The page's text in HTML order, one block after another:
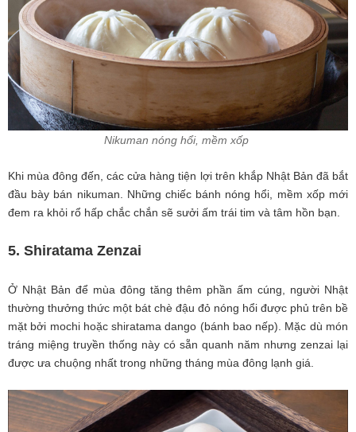
Nikuman nóng hổi, mềm xốp
Khi mùa đông đến, các cửa hàng tiện lợi trên khắp Nhật Bản đã bắt
đầu bày bán nikuman. Những chiếc bánh nóng hổi, mềm xốp mới
đem ra khỏi rổ hấp chắc chắn sẽ sưởi ấm trái tim và tâm hồn bạn.
5. Shiratama Zenzai
Ở Nhật Bản để mùa đông tăng thêm phần ấm cúng, người Nhật
thường thưởng thức một bát chè đậu đỏ nóng hổi được phủ trên bề
mặt bởi mochi hoặc shiratama dango (bánh bao nếp). Mặc dù món
tráng miệng truyền thống này có sẵn quanh năm nhưng zenzai lại
được ưa chuộng nhất trong những tháng mùa đông lạnh giá.